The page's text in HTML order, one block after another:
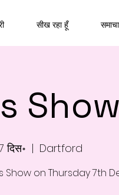
सीख रहा हूँ
दिस॰
  |
Dartford
Show on Thursday 7th